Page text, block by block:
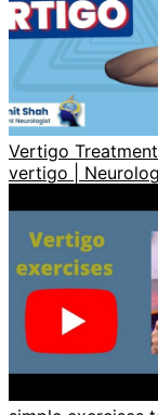
Vertigo
vertigo |